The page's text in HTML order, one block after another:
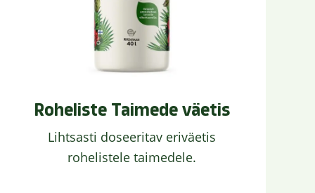
Roheliste Taimede väetis
Lihtsasti doseeritav eriväetis
rohelistele taimedele.